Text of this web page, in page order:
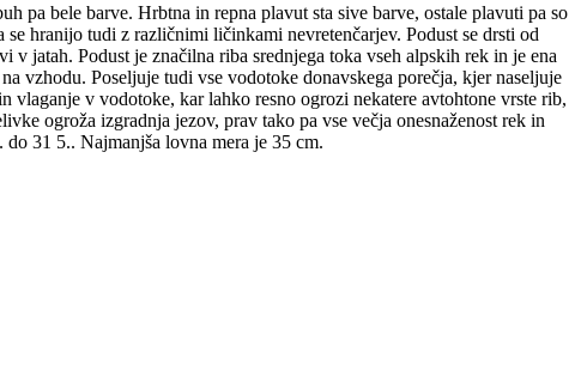
pa bele barve. Hrbtna in repna plavut sta sive barve, ostale plavuti pa so
hranijo tudi z različnimi ličinkami nevretenčarjev. Podust se drsti od
jatah. Podust je značilna riba srednjega toka vseh alpskih rek in je ena
vzhodu. Poseljuje tudi vse vodotoke donavskega porečja, kjer naseljuje
v vodotoke, kar lahko resno ogrozi nekatere avtohtone vrste rib,
ogroža izgradnja jezov, prav tako pa vse večja onesnaženost rek in
31 5.. Najmanjša lovna mera je 35 cm.